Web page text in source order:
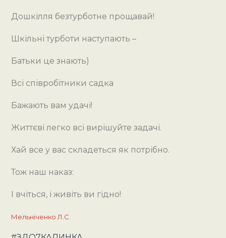
Дошкілля безтурботне прощавай!
Шкільні турботи наступають –
Батьки це знають)
Всі співробітники садка
Бажають вам удачі!
Життєві легко всі вирішуйте задачі.
Хай все у вас складеться як потрібно.
Тож наш наказ:
І вчіться, і живіть ви гідно!
Мельніченко Л.С.